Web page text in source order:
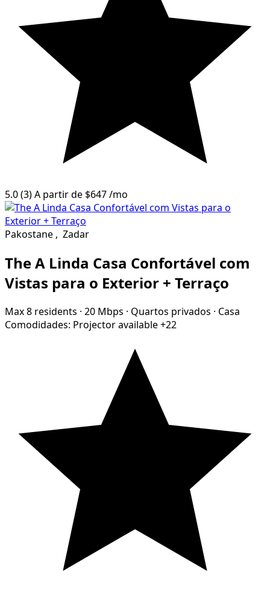
5.0(3)A partir de $647/mo
Pakostane , Zadar
The A Linda Casa Confortável com
Vistas para o Exterior + Terraço
Max 8 residents · 20 Mbps · Quartos privados · Casa
Comodidades: Projector available+22